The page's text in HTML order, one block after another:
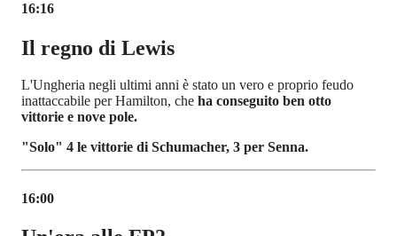
16:16
Il regno di Lewis
L'Ungheria negli ultimi anni è stato un vero e proprio feudo
inattaccabile per Hamilton, che ha conseguito ben otto
vittorie e nove pole.
"Solo" 4 le vittorie di Schumacher, 3 per Senna.
16:00